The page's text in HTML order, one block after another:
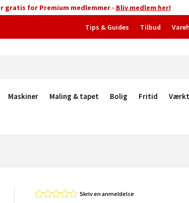
gratis for Premium medlemmer - Bliv medlem her!
Tips & Guides Tilbud
Maskiner Maling & tapet Bolig Fritid
Skriv en anmeldelse